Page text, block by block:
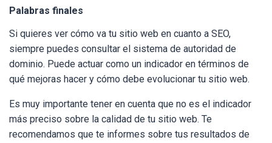
Palabras finales
Si quieres ver cómo va tu sitio web en cuanto a SEO,
siempre puedes consultar el sistema de autoridad de
dominio. Puede actuar como un indicador en términos de
qué mejoras hacer y cómo debe evolucionar tu sitio web.
Es muy importante tener en cuenta que no es el indicador
más preciso sobre la calidad de tu sitio web. Te
recomendamos que te informes sobre tus resultados de